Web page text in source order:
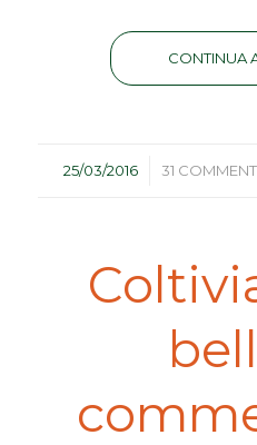
CONTINUA
25/03/2016
/ 31 /